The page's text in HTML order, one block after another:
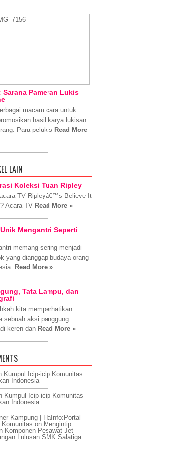
Sarana Pameran Lukis
macam cara untuk
hasil karya lukisan
Para pelukis Read More
LAIN
Koleksi Tuan Ripley
acara TV Ripleyâ€™s Believe It
Acara TV Read More »
Mengantri Seperti
memang sering menjadi
yang dianggap budaya orang
Read More »
Tata Lampu, dan
kita memperhatikan
sebuah aksi panggung
keren dan Read More »
Kumpul Icip-icip Komunitas
Indonesia
Kumpul Icip-icip Komunitas
Indonesia
Kampung | HaInfo:Portal
Komunitas on Mengintip
Komponen Pesawat Jet
Lulusan SMK Salatiga